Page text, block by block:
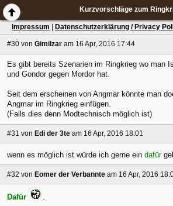
Kurzvorschläge zum
Impressum Datenschutzerklärung / Privacy
#30 von Gimilzar am 16 Apr, 2016 17:44
Es gibt bereits Szenarien im Ringkrieg wo man
und Gondor gegen Mordor hat.
Seit dem erscheinen von Angmar könnte man
Angmar im Ringkrieg einfügen.
(Falls dies denn Modtechnisch möglich ist)
#31 von Edi der 3te am 16 Apr, 2016 18:01
wenn es möglich ist würde ich gerne ein dafür
#32 von Eomer der Verbannte am 16 Apr, 2016
Dafür .